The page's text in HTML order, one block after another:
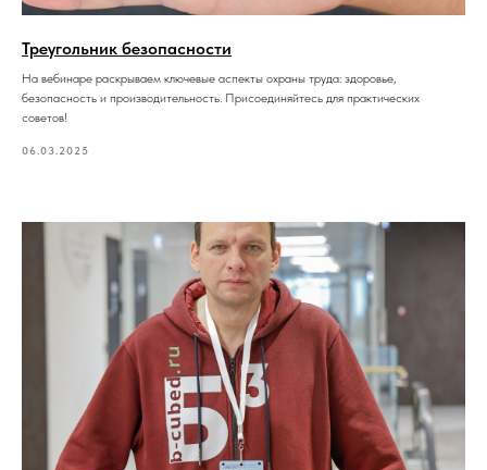
Треугольник безопасности
На вебинаре раскрываем ключевые аспекты охраны труда: здоровье,
безопасность и производительность. Присоединяйтесь для практических
советов!
06.03.2025